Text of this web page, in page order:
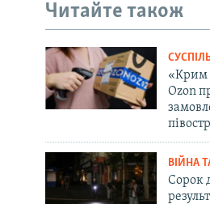
Читайте також
«Крим
Ozon
ВІЙНА
Сорок